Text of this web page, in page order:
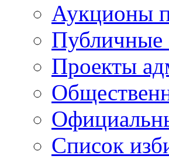
Аукционы
Публичные
Проекты
Список